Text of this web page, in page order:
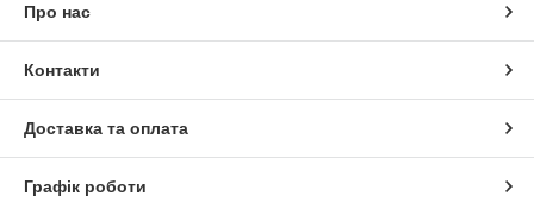
Про нас
Контакти
Доставка та оплата
Графік роботи